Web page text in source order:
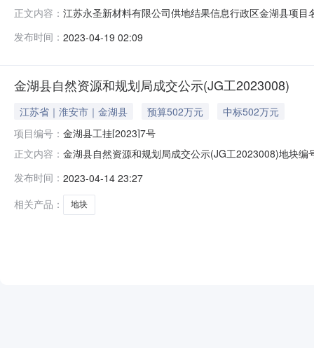
正文内容： 江苏永圣新材料有限公司供地结果信息行政区金湖县项
土地级别：二级成交价格（万元）：502分期支付约定
发布时间： 2023-04-19 02:09
金湖县自然资源和规划局成交公示(JG工2023008)
江苏省｜淮安市｜金湖县 预算502万元
中标502万元
项目编号： 金湖县工挂[2023]7号
正文内容： 金湖县自然资源和规划局成交公示(JG工2023008)地块
（万元）：502成交价（万元）：502成交时间：2023/
发布时间： 2023-04-14 23:27
相关产品：
地块